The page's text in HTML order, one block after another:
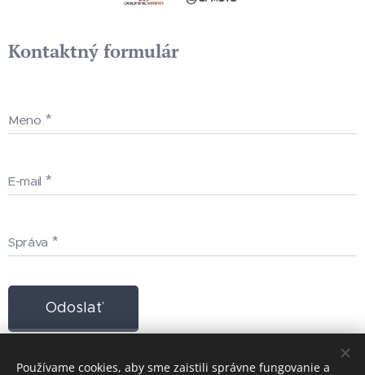
Kontaktný formulár
Meno
E-mail
Správa
Odoslať
Používame cookies, aby sme zaistili správne fungovanie a